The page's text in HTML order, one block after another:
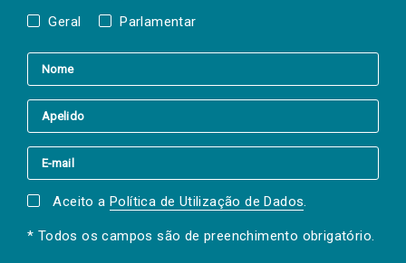
Geral Parlamentar
Aceito a Política de Utilização de Dados.
* Todos os campos são de preenchimento obrigatório.